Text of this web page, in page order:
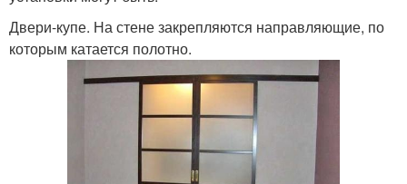
Двери-купе. На стене закрепляются направляющие, по
которым катается полотно.